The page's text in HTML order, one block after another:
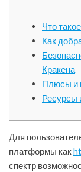
Что
Как
Кракена
Плюсы и
Ресурсы
Для
платформы как
спектр